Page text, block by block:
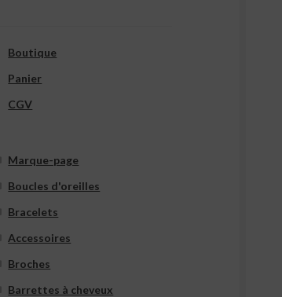
Boutique
Panier
CGV
Marque-page
Boucles d'oreilles
Bracelets
Accessoires
Broches
Barrettes à cheveux